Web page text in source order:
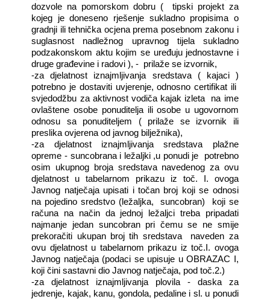
dozvole na pomorskom dobru (
tipski projekt za
kojeg je doneseno rješenje sukladno propisima o
gradnji ili tehnička ocjena prema posebnom zakonu i
suglasnost nadležnog upravnog tijela sukladno
podzakonskom aktu kojim se uređuju jednostavne i
druge građevine i radovi ), - prilaže se izvornik,
-za djelatnost iznajmljivanja sredstava ( kajaci )
potrebno je dostaviti uvjerenje, odnosno certifikat ili
svjedodžbu za aktivnost vodiča kajak izleta
na ime
ovlaštene osobe ponuditelja ili osobe u ugovornom
odnosu sa ponuditeljem ( prilaže se izvornik ili
preslika ovjerena od javnog bilježnika),
-za djelatnost iznajmljivanja sredstava plažne
opreme - suncobrana i ležaljki ,u ponudi je
potrebno
osim ukupnog broja sredstava navedenog za ovu
djelatnost u tabelarnom prikazu iz toč. I. ovoga
Javnog natječaja upisati i točan broj koji se odnosi
na pojedino sredstvo (ležaljka,
suncobran)
koji se
računa na način da jednoj ležaljci treba pripadati
najmanje jedan suncobran pri čemu se ne smije
prekoračiti ukupan broj tih sredstava
naveden za
ovu djelatnost u tabelarnom prikazu iz toč.I. ovoga
Javnog natječaja (podaci se upisuje u OBRAZAC I,
koji čini sastavni dio Javnog natječaja, pod toč.2.)
-za djelatnost iznajmljivanja plovila - daska za
jedrenje, kajak, kanu, gondola, pedaline i sl. u ponudi